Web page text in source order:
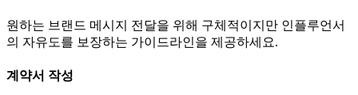
원하는 브랜드 메시지 전달을 위해 구체적이지만 인플루언서
의 자유도를 보장하는 가이드라인을 제공하세요.
계약서 작성